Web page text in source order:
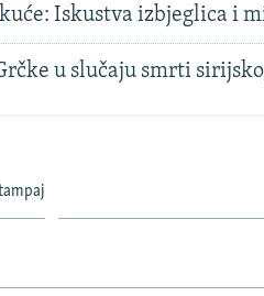
Iskustva izbjeglica i
u slučaju smrti